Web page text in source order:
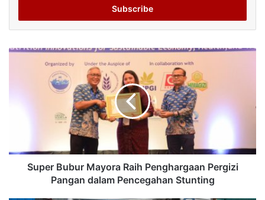
Super Bubur Mayora Raih Penghargaan Pergizi
Pangan dalam Pencegahan Stunting